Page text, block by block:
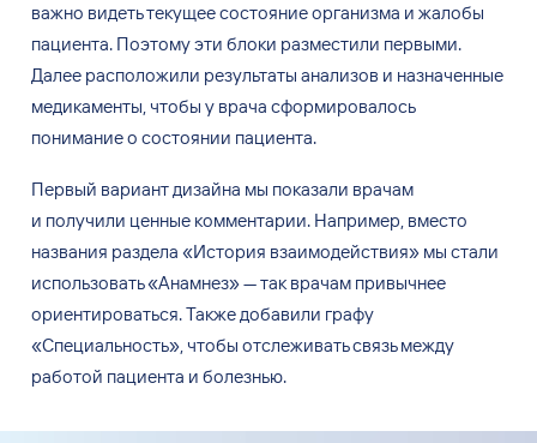
важно видеть текущее состояние организма и жалобы
пациента. Поэтому эти блоки разместили первыми.
Далее расположили результаты анализов и назначенные
медикаменты, чтобы у врача сформировалось
понимание о состоянии пациента.
Первый вариант дизайна мы показали врачам
и получили ценные комментарии. Например, вместо
названия раздела «История взаимодействия»мы стали
использовать«Анамнез»—так врачам привычнее
ориентироваться. Также добавили графу
«Специальность», чтобы отслеживать связь между
работой пациента и болезнью.